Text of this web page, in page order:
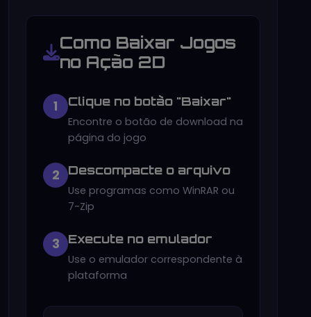
Como Baixar Jogos
no Ação 2D
1 Clique no botão "Baixar"
Encontre o botão de download na
página do jogo
2 Descompacte o arquivo
Use programas como WinRAR ou
7-Zip
3 Execute no emulador
Use o emulador correspondente à
plataforma